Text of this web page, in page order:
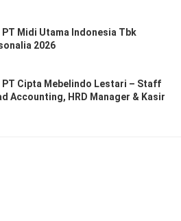
PT Midi Utama Indonesia Tbk
2026
PT Cipta Mebelindo Lestari – Staff
Accounting, HRD Manager & Kasir